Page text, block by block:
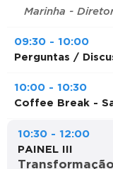
Marinha -
09:30 - 10:00
Perguntas /
10:00 - 10:30
Coffee Break -
10:30 - 12:00
PAINEL III